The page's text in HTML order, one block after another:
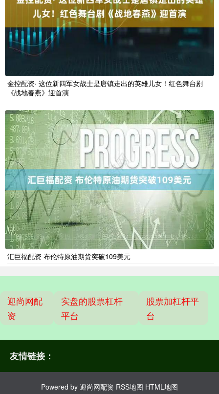
金控配资· 这位新四军女战士是唐镇走出的英雄儿女！红色舞台剧
《战地春燕》迎首演
汇巨福配资 布伦特原油期货突破109美元
迎尚网配
资
实盘的股票杠杆
平台
股票加杠杆平
台
友情链接：
Powered by 迎尚网配资 RSS地图 HTML地图